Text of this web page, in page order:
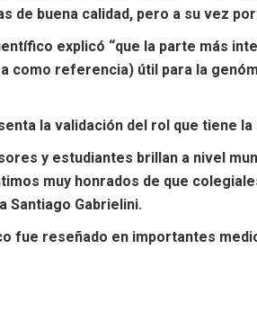
de buena calidad, pero a su vez
explicó “que la parte más
como referencia) útil para la
la validación del rol que tiene
y estudiantes brillan a nivel
muy honrados de que
Santiago Gabrielini.
fue reseñado en importantes